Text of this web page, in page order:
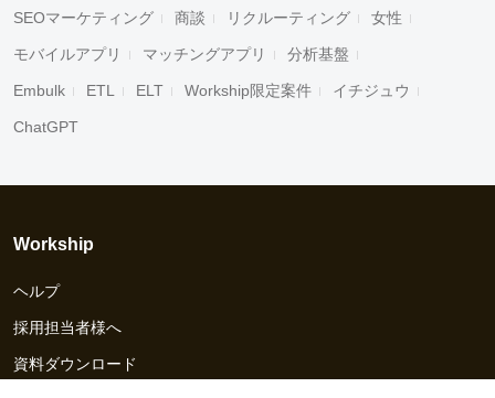
SEOマーケティング 商談 リクルーティング 女性
モバイルアプリ マッチングアプリ 分析基盤
Embulk ETL ELT Workship限定案件 イチジュウ
ChatGPT
Workship
ヘルプ
採用担当者様へ
資料ダウンロード